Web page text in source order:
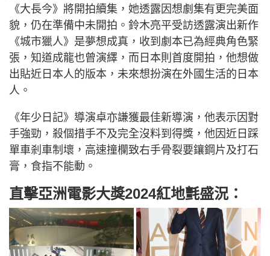
《大長今》將開拍續集，她透露因想劇集有更完美面
貌，仍在準備中未開拍。鈴木亮平受訪透露演出新作
《城市獵人》是夢想成真，收到劇本已為經典角色緊
張，知道成龍也曾演繹，而日本則首度開拍，他想做
出貼近日本人的版本，未來想扮演在外國生活的日本
人。
《年少日記》導演卓亦謙獲最佳新導演，他表示因對
手強勁，殺個措手不及完全沒料到得獎，他因近日踩
單車剎車制壞，高速撞欄致右手骨裂要鑲鋼片及打石
膏，食指不能動。
直擊亞洲電影大獎2024紅地氈盛況：